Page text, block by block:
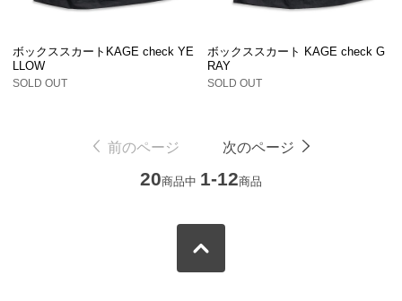
ボックススカートKAGE check YE
LLOW
SOLD OUT
ボックススカート KAGE check G
RAY
SOLD OUT
前のページ 次のページ
20商品中 1-12商品